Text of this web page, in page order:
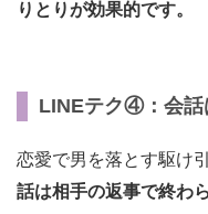
りとりが効果的です。
LINEテク④：会話
恋愛で男を落とす駆け
話は相手の返事で終わ